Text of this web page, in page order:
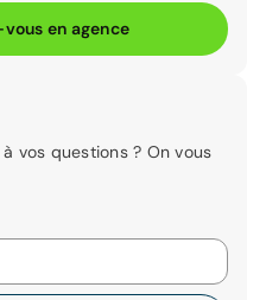
en agence
vos questions ? On vous